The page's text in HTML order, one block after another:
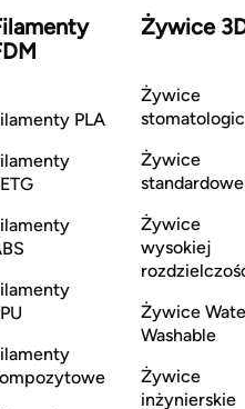
PLA
Żywice
Żywice
Żywice
standardowe
Żywice
wysokiej
Żywice
Washable
Żywice
inżynierskie